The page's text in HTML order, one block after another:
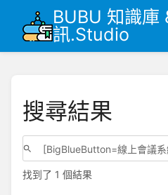
BUBU 知識庫
訊.Studio
搜尋結果
找到了 1 個結果